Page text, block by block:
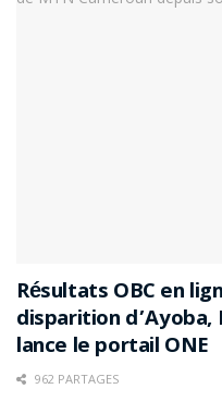
Résultats OBC en
disparition d’Ayoba,
lance le portail ONE
962 PARTAGES